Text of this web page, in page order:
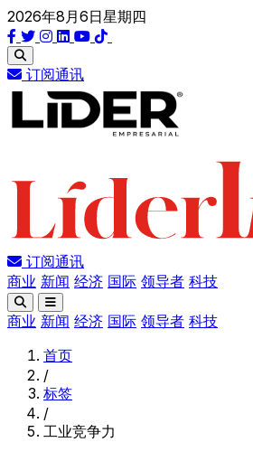
2026年8月6日星期四
订阅通讯
订阅通讯
商业 新闻 经济 国际 领导者 科技
商业 新闻 经济 国际 领导者 科技
首页
/
标签
/
工业竞争力